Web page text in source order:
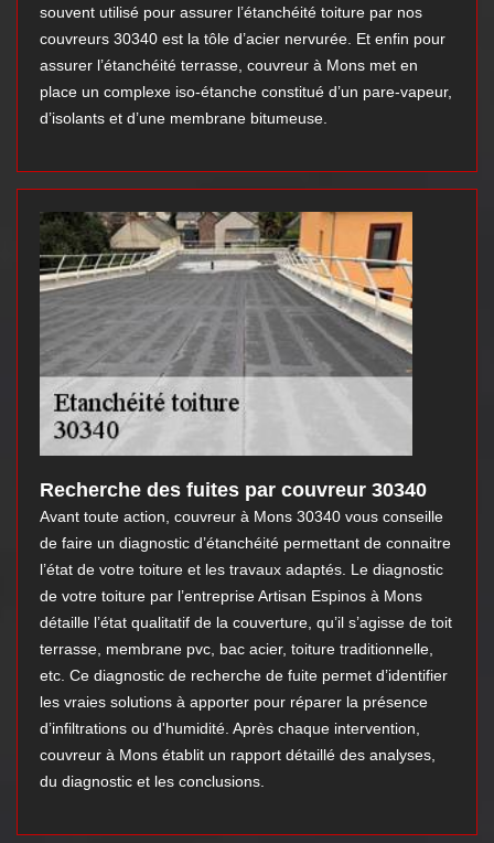
souvent utilisé pour assurer l’étanchéité toiture par nos
couvreurs 30340 est la tôle d’acier nervurée. Et enfin pour
assurer l’étanchéité terrasse, couvreur à Mons met en
place un complexe iso-étanche constitué d’un pare-vapeur,
d’isolants et d’une membrane bitumeuse.
Recherche des fuites par couvreur 30340
Avant toute action, couvreur à Mons 30340 vous conseille
de faire un diagnostic d’étanchéité permettant de connaitre
l’état de votre toiture et les travaux adaptés. Le diagnostic
de votre toiture par l’entreprise Artisan Espinos à Mons
détaille l’état qualitatif de la couverture, qu’il s’agisse de toit
terrasse, membrane pvc, bac acier, toiture traditionnelle,
etc. Ce diagnostic de recherche de fuite permet d’identifier
les vraies solutions à apporter pour réparer la présence
d’infiltrations ou d'humidité. Après chaque intervention,
couvreur à Mons établit un rapport détaillé des analyses,
du diagnostic et les conclusions.